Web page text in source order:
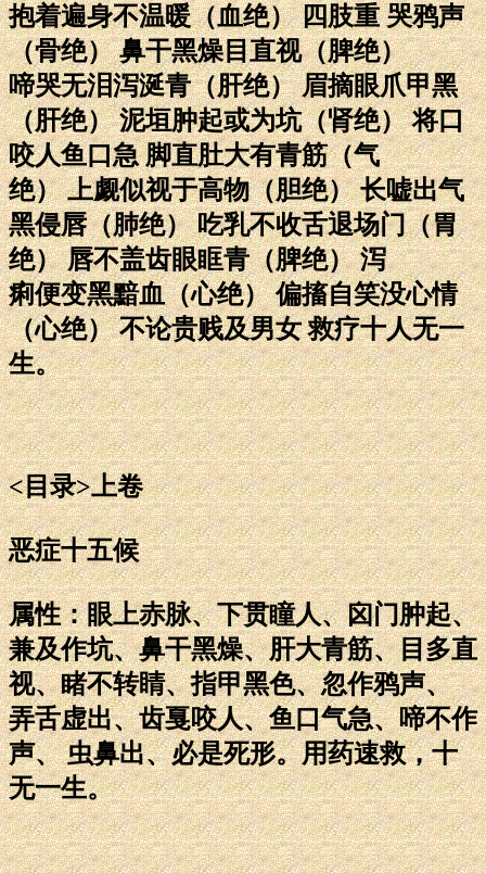
抱着遍身不温暖（血绝） 四肢重 哭鸦声
（骨绝） 鼻干黑燥目直视（脾绝）
啼哭无泪泻涎青（肝绝） 眉摘眼爪甲黑
（肝绝） 泥垣肿起或为坑（肾绝） 将口
咬人鱼口急 脚直肚大有青筋（气
绝） 上觑似视于高物（胆绝） 长嘘出气
黑侵唇（肺绝） 吃乳不收舌退场门（胃
绝） 唇不盖齿眼眶青（脾绝） 泻
痢便变黑黯血（心绝） 偏搐自笑没心情
（心绝） 不论贵贱及男女 救疗十人无一
生。
<目录>上卷
恶症十五候
属性：眼上赤脉、下贯瞳人、囟门肿起、
兼及作坑、鼻干黑燥、肝大青筋、目多直
视、睹不转睛、指甲黑色、忽作鸦声、
弄舌虚出、齿戛咬人、鱼口气急、啼不作
声、 虫鼻出、必是死形。用药速救，十
无一生。